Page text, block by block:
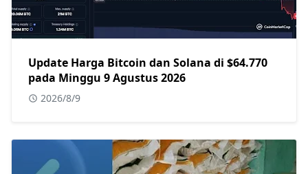
Update Harga Bitcoin dan Solana di $64.770
pada Minggu 9 Agustus 2026
2026/8/9